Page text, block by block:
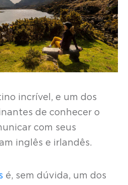
incrível, e um dos
de conhecer o
com seus
inglês e irlandês.
é, sem dúvida, um dos